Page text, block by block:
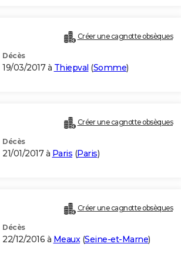
Créer une cagnotte obsèques
Décès
19/03/2017 à Thiepval (Somme)
Créer une cagnotte obsèques
Décès
21/01/2017 à Paris (Paris)
Créer une cagnotte obsèques
Décès
22/12/2016 à Meaux(Seine-et-Marne)